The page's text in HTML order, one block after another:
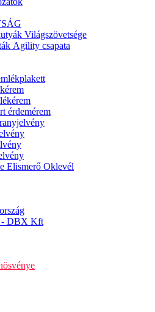
Világszövetsége
Agility csapata
érdemérem
Elismerő Oklevél
- DBX Kft